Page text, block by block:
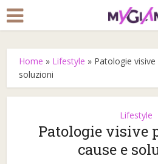
Home » Lifestyle » Patologie
soluzioni
Lifestyle
Patologie visive
cause e